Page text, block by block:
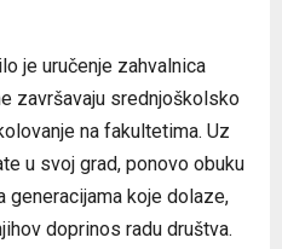
je uručenje zahvalnica
završavaju srednjoškolsko
na fakultetima. Uz
u svoj grad, ponovo obuku
generacijama koje dolaze,
doprinos radu društva.